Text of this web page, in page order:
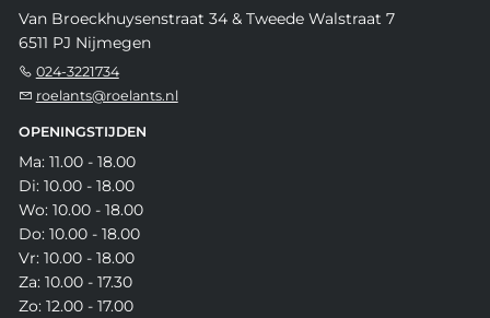
Van Broeckhuysenstraat 34 & Tweede Walstraat 7
6511 PJ Nijmegen
024-3221734
roelants@roelants.nl
OPENINGSTIJDEN
Ma: 11.00 - 18.00
Di: 10.00 - 18.00
Wo: 10.00 - 18.00
Do: 10.00 - 18.00
Vr: 10.00 - 18.00
Za: 10.00 - 17.30
Zo: 12.00 - 17.00